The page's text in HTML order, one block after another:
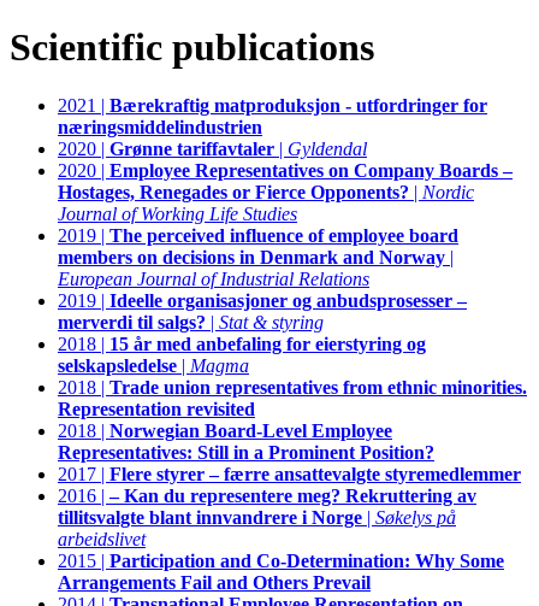
Scientific publications
2021 | Bærekraftig matproduksjon - utfordringer for
næringsmiddelindustrien
2020 | Grønne tariffavtaler | Gyldendal
2020 | Employee Representatives on Company Boards –
Hostages, Renegades or Fierce Opponents? | Nordic
Journal of Working Life Studies
2019 | The perceived influence of employee board
members on decisions in Denmark and Norway |
European Journal of Industrial Relations
2019 | Ideelle organisasjoner og anbudsprosesser –
merverdi til salgs? | Stat & styring
2018 | 15 år med anbefaling for eierstyring og
selskapsledelse | Magma
2018 | Trade union representatives from ethnic minorities.
Representation revisited
2018 | Norwegian Board-Level Employee
Representatives: Still in a Prominent Position?
2017 | Flere styrer – færre ansattevalgte styremedlemmer
2016 |– Kan du representere meg? Rekruttering av
tillitsvalgte blant innvandrere i Norge | Søkelys på
arbeidslivet
2015 | Participation and Co-Determination: Why Some
Arrangements Fail and Others Prevail